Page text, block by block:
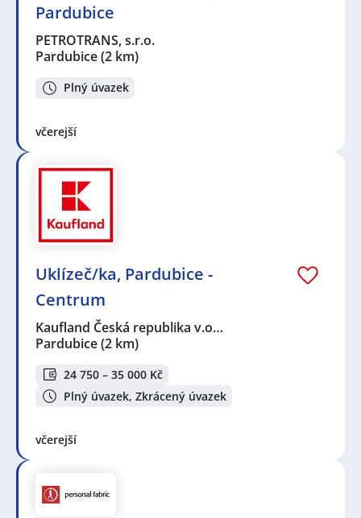
Pardubice
PETROTRANS, s.r.o.
Pardubice(2 km)
Plný úvazek
včerejší
Uklízeč/ka, Pardubice -
Centrum
Kaufland Česká republika v.o…
Pardubice(2 km)
24 750 – 35 000 Kč
Plný úvazek, Zkrácený úvazek
včerejší